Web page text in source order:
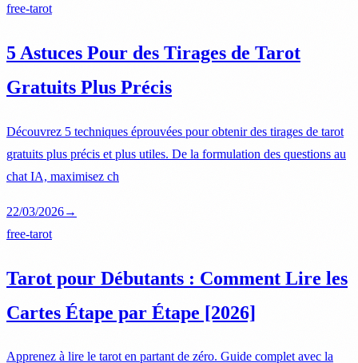
free-tarot
5 Astuces Pour des Tirages de Tarot
Gratuits Plus Précis
Découvrez 5 techniques éprouvées pour obtenir des tirages de tarot
gratuits plus précis et plus utiles. De la formulation des questions au
chat IA, maximisez ch
22/03/2026→
free-tarot
Tarot pour Débutants : Comment Lire les
Cartes Étape par Étape [2026]
Apprenez à lire le tarot en partant de zéro. Guide complet avec la